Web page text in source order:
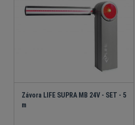
Závora LIFE SUPRA MB 24V - SET - 5
m